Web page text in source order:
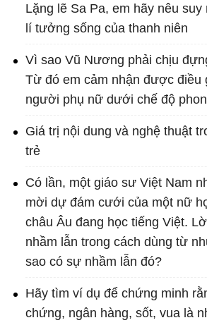
Lặng lẽ Sa Pa, em hãy nêu
lí tưởng sống của thanh niên
Vì sao Vũ Nương phải chịu
Từ đó em cảm nhận được điều
người phụ nữ dưới chế độ
Giá trị nội dung và nghệ thuật
trẻ
Có lần, một giáo sư Việt Nam
mời dự đám cưới của một nữ
châu Âu đang học tiếng Việt.
nhầm lẫn trong cách dùng từ
sao có sự nhầm lẫn đó?
Hãy tìm ví dụ để chứng minh
chứng, ngân hàng, sốt, vua là